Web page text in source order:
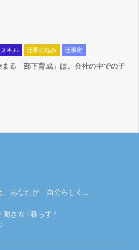
キル 仕事の悩み 仕事術
る「部下育成」は、会社の中での子
、あなたが「自分らしく...
/働き方 /暮らす /